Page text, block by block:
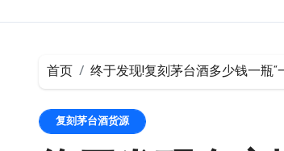
首页 终于发现!复刻茅台酒多少钱一瓶“
复刻茅台酒货源